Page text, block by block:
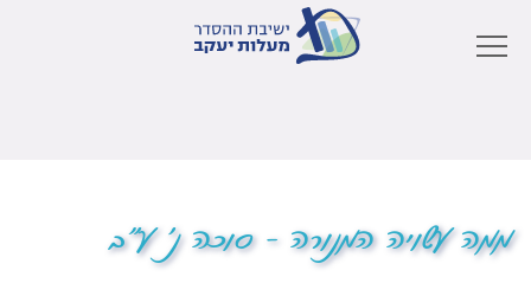
ממה עשויה המנורה – סוכה נ' ע"ב